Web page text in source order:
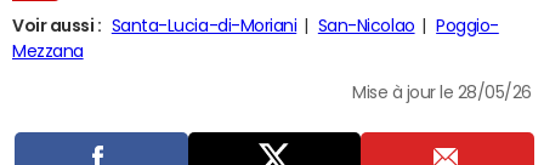
Voir aussi : Santa-Lucia-di-Moriani San-Nicolao
Poggio-
Mezzana
Mise à jour le 28/05/26